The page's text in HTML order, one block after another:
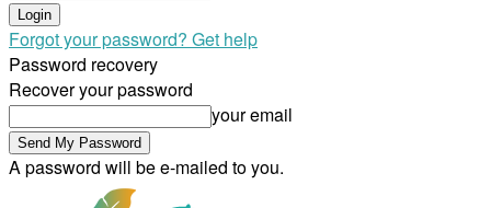
Forgot your password? Get help
Password recovery
Recover your password
your email
A password will be e-mailed to you.